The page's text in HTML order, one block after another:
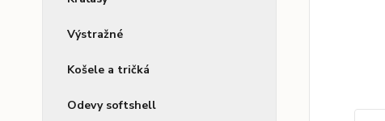
Výstražné
Košele a tričká
Odevy softshell